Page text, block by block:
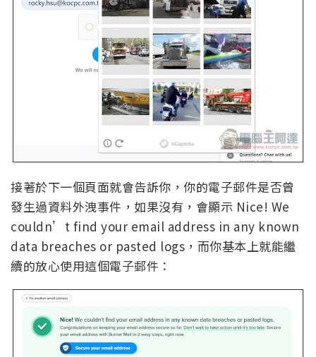
接著於下一個頁面就會告訴你，你的電子郵件是否曾
發生過資料外洩事件，如果沒有，會顯示 Nice! We
couldn’t find your email address in any known
data breaches or pasted logs，而你基本上就能繼
續的放心使用這個電子郵件：